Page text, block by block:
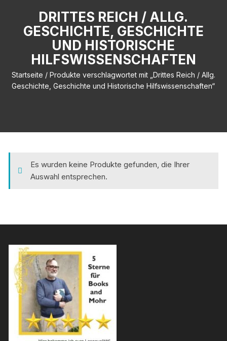
DRITTES REICH / ALLG.
GESCHICHTE, GESCHICHTE
UND HISTORISCHE
HILFSWISSENSCHAFTEN
Startseite / Produkte verschlagwortet mit „Drittes Reich / Allg.
Geschichte, Geschichte und Historische Hilfswissenschaften“
Es wurden keine Produkte gefunden, die Ihrer
Auswahl entsprechen.